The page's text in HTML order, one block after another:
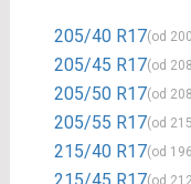
205/40 R17(od
205/45 R17(od
205/50 R17(od
205/55 R17(od
215/40 R17(od
(od